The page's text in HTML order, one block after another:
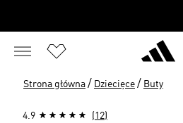
Strona główna / Dziecięce / Buty
4.9 (12)